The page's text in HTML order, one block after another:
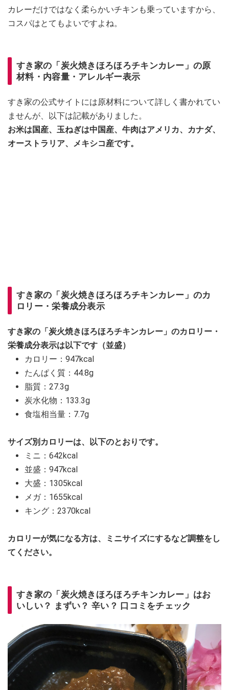
カレーだけではなく柔らかいチキンも乗っていますから、
コスパはとてもよいですよね。
すき家の「炭火焼きほろほろチキンカレー」の原
材料・内容量・アレルギー表示
すき家の公式サイトには原材料について詳しく書かれてい
ませんが、以下は記載がありました。
お米は国産、玉ねぎは中国産、牛肉はアメリカ、カナダ、
オーストラリア、メキシコ産です。
すき家の「炭火焼きほろほろチキンカレー」のカ
ロリー・栄養成分表示
すき家の「炭火焼きほろほろチキンカレー」のカロリー・
栄養成分表示は以下です（並盛）
カロリー：947kcal
たんぱく質：44.8g
脂質：27.3g
炭水化物：133.3g
食塩相当量：7.7g
サイズ別カロリーは、以下のとおりです。
ミニ：642kcal
並盛：947kcal
大盛：1305kcal
メガ：1655kcal
キング：2370kcal
カロリーが気になる方は、ミニサイズにするなど調整をし
てください。
すき家の「炭火焼きほろほろチキンカレー」はお
いしい？ まずい？ 辛い？ 口コミをチェック